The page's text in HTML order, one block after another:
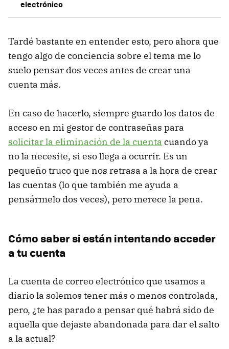
electrónico
Tardé bastante en entender esto, pero ahora que
tengo algo de conciencia sobre el tema me lo
suelo pensar dos veces antes de crear una
cuenta más.
En caso de hacerlo, siempre guardo los datos de
acceso en mi gestor de contraseñas para
solicitar la eliminación de la cuenta cuando ya
no la necesite, si eso llega a ocurrir. Es un
pequeño truco que nos retrasa a la hora de crear
las cuentas (lo que también me ayuda a
pensármelo dos veces), pero merece la pena.
Cómo saber si están intentando acceder
a tu cuenta
La cuenta de correo electrónico que usamos a
diario la solemos tener más o menos controlada,
pero, ¿te has parado a pensar qué habrá sido de
aquella que dejaste abandonada para dar el salto
a la actual?